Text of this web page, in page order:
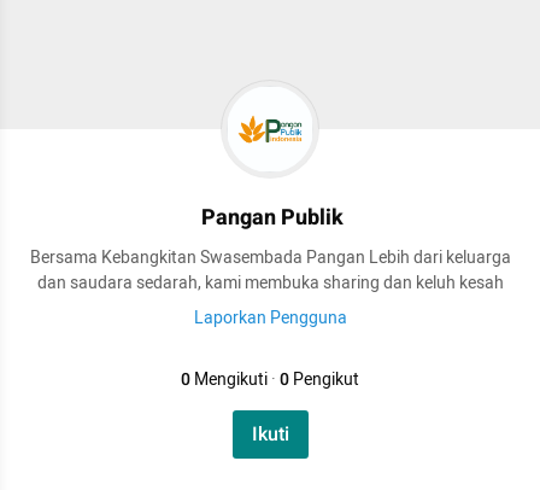
Pangan Publik
Bersama Kebangkitan Swasembada Pangan Lebih dari keluarga
dan saudara sedarah, kami membuka sharing dan keluh kesah
Laporkan Pengguna
0Mengikuti·0Pengikut
Ikuti